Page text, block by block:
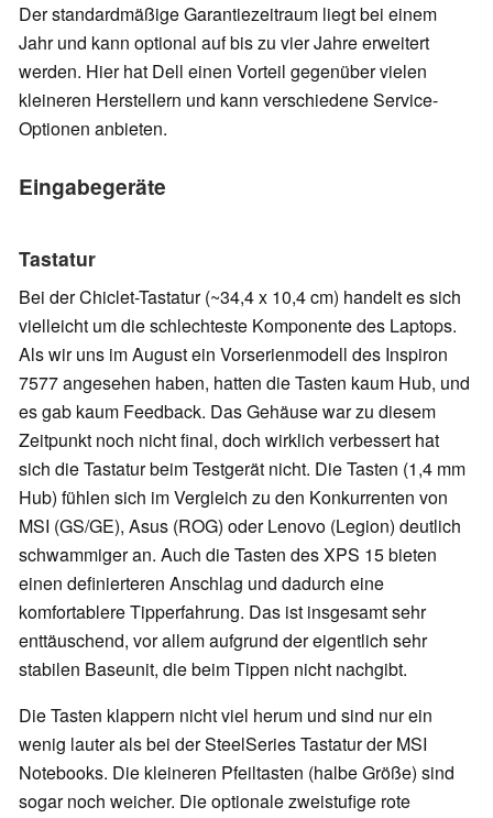
Der standardmäßige Garantiezeitraum liegt bei einem
Jahr und kann optional auf bis zu vier Jahre erweitert
werden. Hier hat Dell einen Vorteil gegenüber vielen
kleineren Herstellern und kann verschiedene Service-
Optionen anbieten.
Eingabegeräte
Tastatur
Bei der Chiclet-Tastatur (~34,4 x 10,4 cm) handelt es sich
vielleicht um die schlechteste Komponente des Laptops.
Als wir uns im August ein Vorserienmodell des Inspiron
7577 angesehen haben, hatten die Tasten kaum Hub, und
es gab kaum Feedback. Das Gehäuse war zu diesem
Zeitpunkt noch nicht final, doch wirklich verbessert hat
sich die Tastatur beim Testgerät nicht. Die Tasten (1,4 mm
Hub) fühlen sich im Vergleich zu den Konkurrenten von
MSI (GS/GE), Asus (ROG) oder Lenovo (Legion) deutlich
schwammiger an. Auch die Tasten des XPS 15 bieten
einen definierteren Anschlag und dadurch eine
komfortablere Tipperfahrung. Das ist insgesamt sehr
enttäuschend, vor allem aufgrund der eigentlich sehr
stabilen Baseunit, die beim Tippen nicht nachgibt.
Die Tasten klappern nicht viel herum und sind nur ein
wenig lauter als bei der SteelSeries Tastatur der MSI
Notebooks. Die kleineren Pfeiltasten (halbe Größe) sind
sogar noch weicher. Die optionale zweistufige rote